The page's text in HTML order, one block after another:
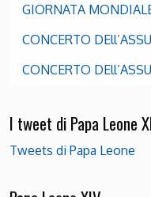
GIORNATA
CONCERTO
CONCERTO
I tweet di Papa Leone
Tweets di Papa Leone